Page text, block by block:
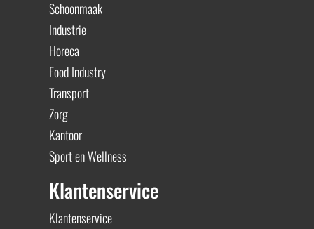
Schoonmaak
Industrie
Horeca
Food Industry
Transport
Zorg
Kantoor
Sport en Wellness
Klantenservice
Klantenservice